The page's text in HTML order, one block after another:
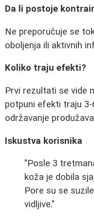
Da li postoje
Ne preporučuje se
oboljenja ili aktivnih
Koliko traju efekti?
Prvi rezultati se vide
potpuni efekti traju 3-
održavanje
Iskustva korisnika
"Posle 3
koža je dobila
Pore su se
vidljive."